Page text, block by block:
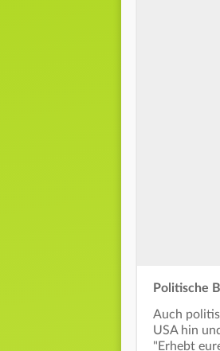
Politische
Auch
USA hin
"Erhebt